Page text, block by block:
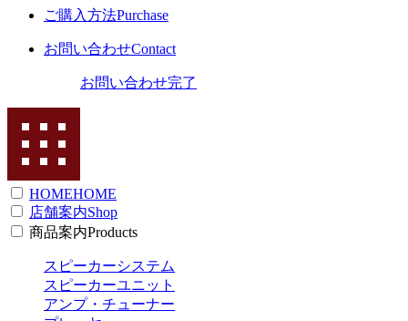
ご購入方法Purchase
お問い合わせContact
お問い合わせ完了
HOMEHOME
店舗案内Shop
商品案内Products
スピーカーシステム
スピーカーユニット
アンプ・チューナー